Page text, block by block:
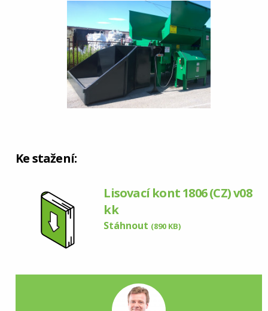
Ke stažení:
Lisovací kont 1806 (CZ) v08
kk
Stáhnout (890 KB)